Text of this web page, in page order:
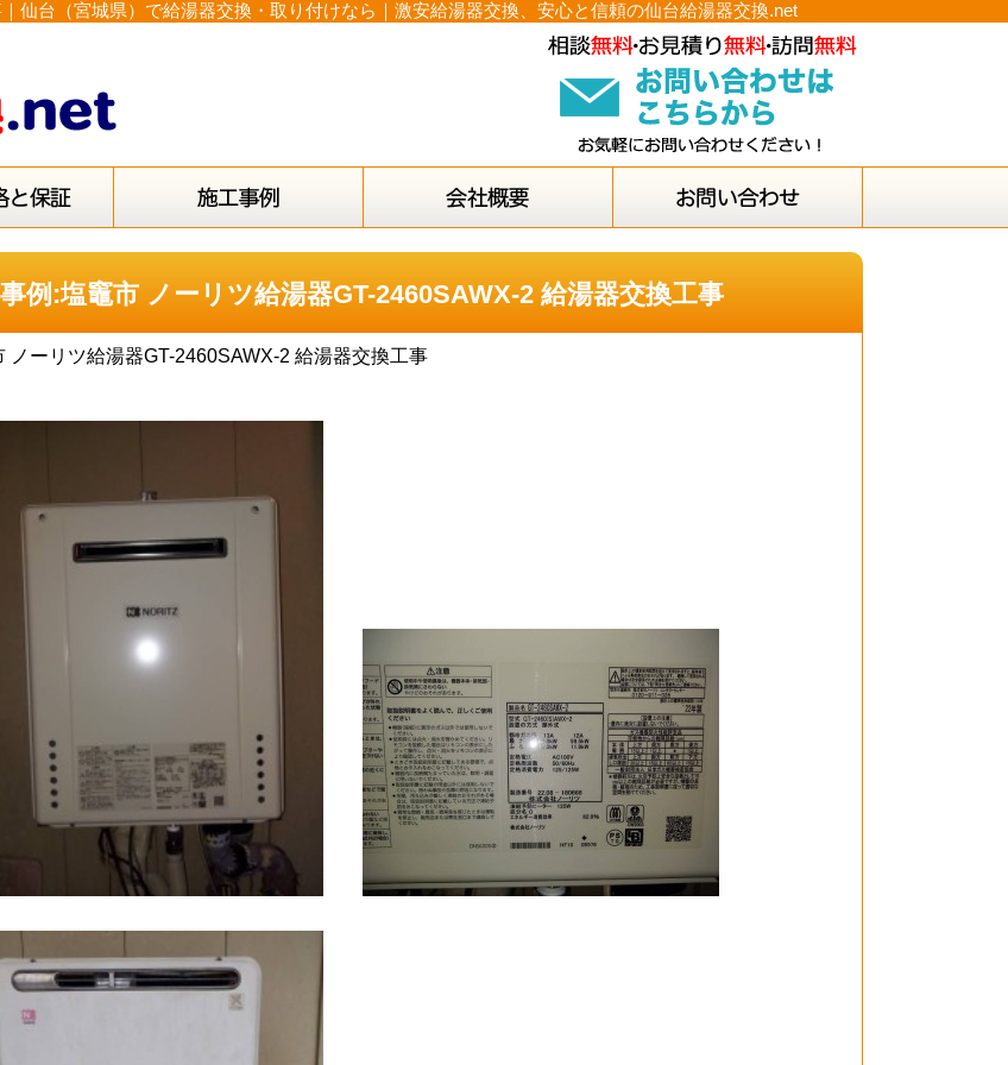
仙台（宮城県）で給湯器交換・取り付けなら｜激安給湯器交換、安心と信頼の仙台給湯器交換.net
例:塩竈市 ノーリツ給湯器GT-2460SAWX-2 給湯器交換工事
ノーリツ給湯器GT-2460SAWX-2 給湯器交換工事